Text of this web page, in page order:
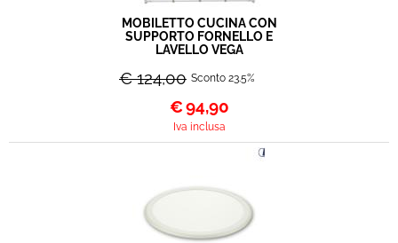
MOBILETTO CUCINA CON
SUPPORTO FORNELLO E
LAVELLO VEGA
€ 124,00 Sconto 23.5%
€94,90
Iva inclusa